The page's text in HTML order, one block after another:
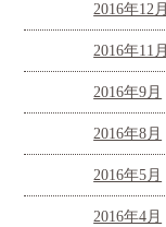
2016年12月
2016年11月
2016年9月
2016年8月
2016年5月
2016年4月